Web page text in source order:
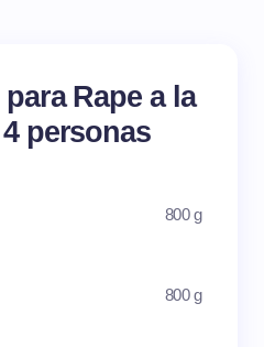
Rape a la
personas
800 g
800 g